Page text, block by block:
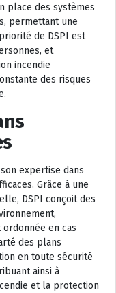
place des systèmes
permettant une
de DSPI est
et
incendie
des risques
expertise dans
Grâce à une
DSPI conçoit des
en cas
des plans
en toute sécurité
ainsi à
et la protection